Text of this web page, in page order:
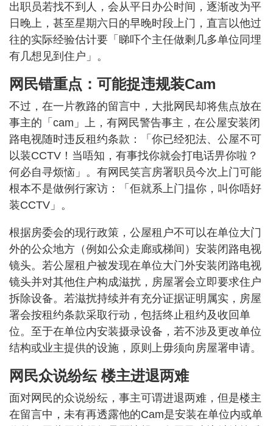
出职员若找不到人，会从平日办公时间，逐渐改为平
日晚上，甚至星期六日的早晚时段上门，直言以他过
往的实际经验估计要「睇吓个主任做剩几多单位同埋
有几想见到住户」。
网民错重点：可能捉违规装Cam
不过，在一片教路的留言中，大批网民却将焦点放在
事主的「cam」上，有网民警告事主，在公屋安装闭
路电视随时违反租约条款：「你已经犯法、公屋不可
以装CCTV！当唔知，有事找你就会打电话畀你啦？
何必自寻烦恼」。有网民笑言房署职员今次上门可能
根本不是做例行家访：「佢就系上门揾你，叫你唔好
装CCTV」。
根据房委会的现行政策，公屋租户不可以在单位大门
外的公众地方（例如公众走廊或梯间）安装闭路电视
镜头。若公屋租户被发现在单位大门外安装闭路电视
镜头并对其他住户构成滋扰，房屋署会立即要求住户
拆除设备。若滋扰持续并有充分证据证明属实，房屋
署会按租约条款采取行动，包括终止租约及收回单
位。至于在单位内安装摄录设备，若不涉及更改单位
结构或业主提供的设施，原则上毋须向房屋署申请。
网民众说纷纭 楼主进退两难
面对网民的众说纷纭，事主可谓进退两难，但是楼主
在留言中，未有再透露他的Cam是安装在单位内或单